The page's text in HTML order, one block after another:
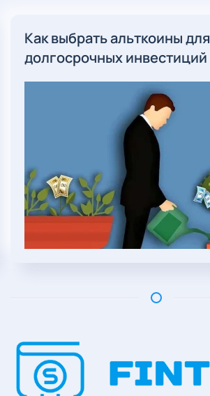
Как выбрать альткоины для
долгосрочных инвестиций